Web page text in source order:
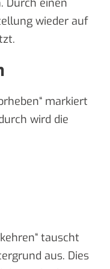
Durch einen
wieder auf
markiert
wird die
tauscht
aus. Dies